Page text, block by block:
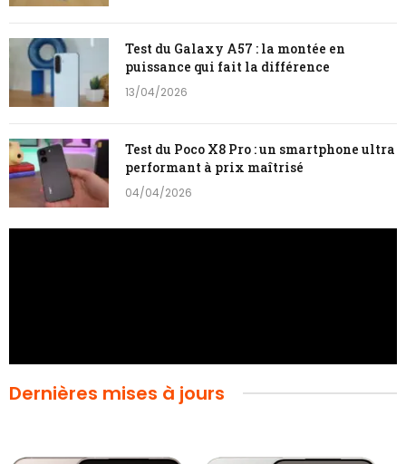
Test du Galaxy A57 : la montée en
puissance qui fait la différence
13/04/2026
Test du Poco X8 Pro : un smartphone ultra
performant à prix maîtrisé
04/04/2026
Dernières mises à jours